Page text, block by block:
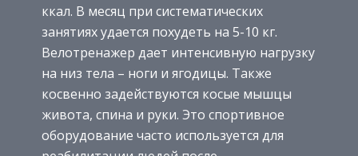
ккал. В месяц при систематических
занятиях удается похудеть на 5-10 кг.
Велотренажер дает интенсивную нагрузку
на низ тела – ноги и ягодицы. Также
косвенно задействуются косые мышцы
живота, спина и руки. Это спортивное
оборудование часто используется для